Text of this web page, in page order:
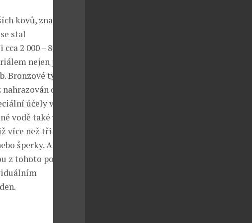
kovů, znamenal v
stal
2 000 – 800 lety
nejen pro
Bronzové tyčinky,
dalšími
účely ve
vodě také v
více než tři tisíce
šperky. A právě
z tohoto pohledu